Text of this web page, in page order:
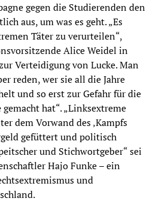
gegen die Studierenden den
aus, um was es geht. „Es
Täter zu verurteilen“,
Alice Weidel in
Verteidigung von Lucke. Man
reden, wer sie all die Jahre
und so erst zur Gefahr für die
hat“. „Linksextreme
dem Vorwand des ‚Kampfs
gefüttert und politisch
und Stichwortgeber“ sei
Hajo Funke – ein
und